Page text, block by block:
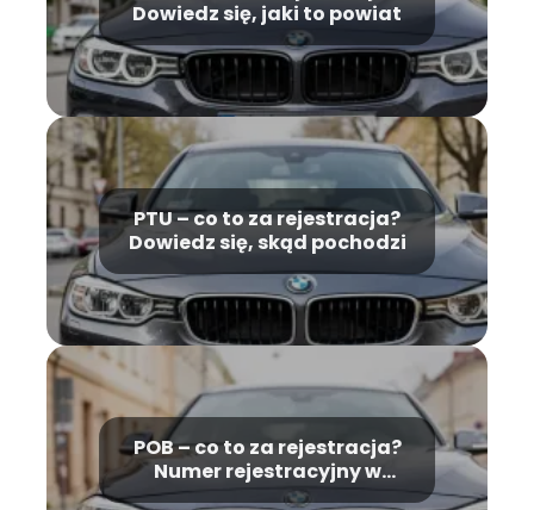
Dowiedz się, jaki to powiat
PTU – co to za rejestracja?
Dowiedz się, skąd pochodzi
POB – co to za rejestracja?
Numer rejestracyjny w
Wielkopolsce